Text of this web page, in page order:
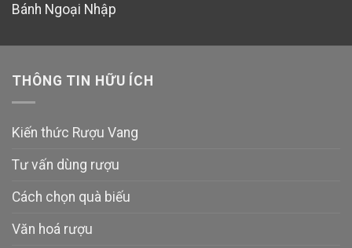
Bánh Ngoại Nhập
THÔNG TIN HỮU ÍCH
Kiến thức Rượu Vang
Tư vấn dùng rượu
Cách chọn quà biếu
Văn hoá rượu